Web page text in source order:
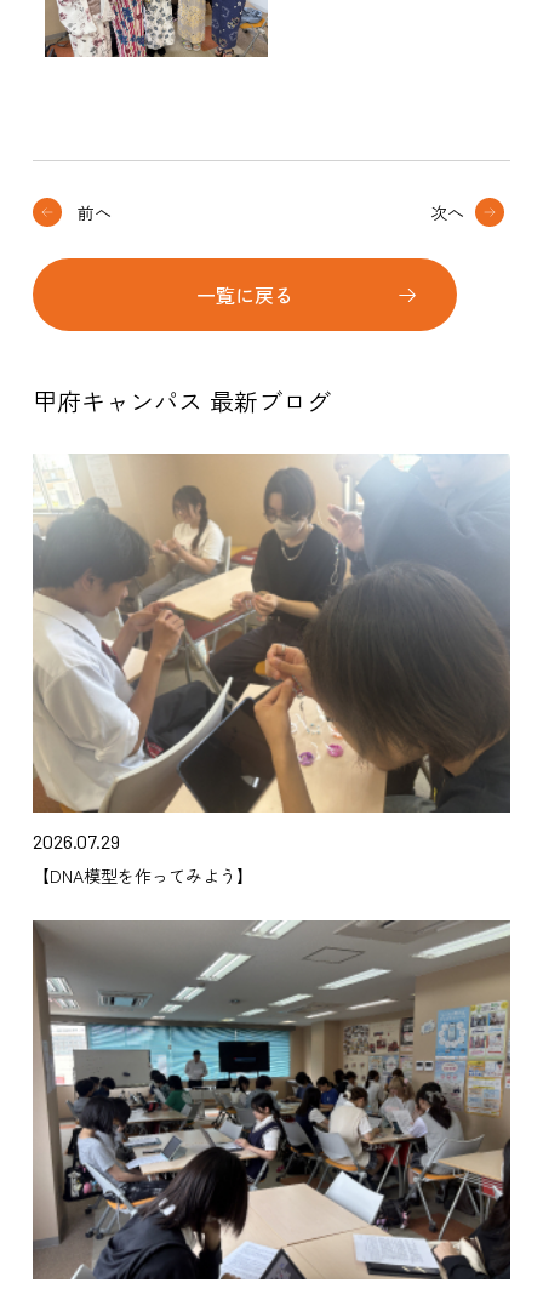
前へ
一覧に戻る
次へ
甲府キャンパス 最新ブログ
2026.07.29
【DNA模型を作ってみよう】